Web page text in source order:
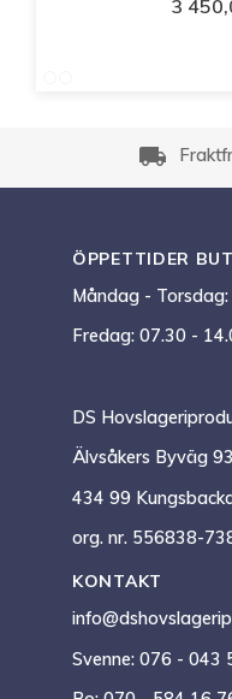
3
local_shipping
ÖPPETTIDER
Måndag -
Fredag: 07.30 -
DS
Älvsåkers Byväg 93
434 99
org. nr. 556838-
KONTAKT
Svenne: 076 - 043